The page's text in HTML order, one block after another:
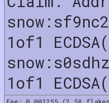
1of1
1of1
Fee: 0.001255 (2.58